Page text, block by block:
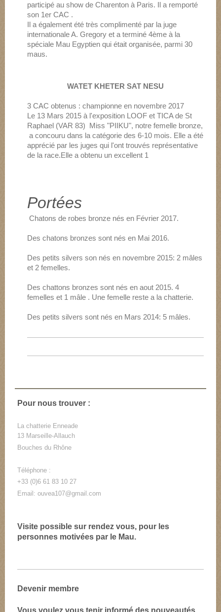
participé au show de Charenton à Paris. Il a remporté
son 1er CAC .
Il a également été très complimenté par la juge
internationale A. Gregory et a terminé 4ème à la
spéciale Mau Egyptien qui était organisée, parmi 30
maus.
WATET KHETER SAT NESU
3 CAC obtenus : championne en novembre 2017
Le 13 Mars 2015 à l'exposition LOOF et TICA de St
Raphael (VAR 83) Miss "PIIKU", notre femelle bronze,
a concouru dans la catégorie des 6-10 mois. Elle a été
apprécié par les juges qui l'ont trouvés représentative
de la race.Elle a obtenu un excellent 1
Portées
Chatons de robes bronze nés en Février 2017.
Des chatons bronzes sont nés en Mai 2016.
Des petits silvers son nés en novembre 2015: 2 mâles
et 2 femelles.
Des chattons bronzes sont nés en aout 2015. 4
femelles et 1 mâle . Une femelle reste a la chatterie.
Des petits silvers sont nés en Mars 2014: 5 mâles.
Pour nous trouver :
La chatterie Enneade
13 Marseille-Allauch
Bouches du Rhône
Téléphone :
+33 (0)6 61 83 10 27
Email: ouvea107@gmail.com
Visite possible sur rendez vous, pour les
personnes motivées par le Mau.
Devenir membre